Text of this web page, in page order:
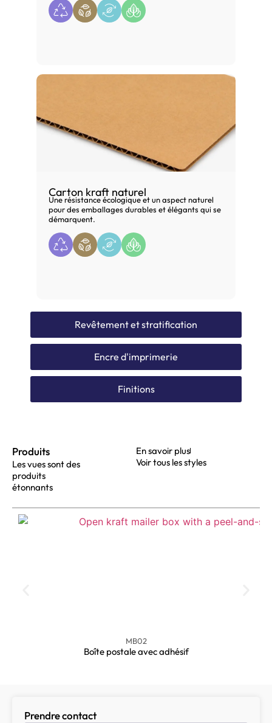
Revêtement et stratification
Encre d'imprimerie
Finitions
Carton kraft naturel
Une résistance écologique et un aspect naturel
pour des emballages durables et élégants qui se
démarquent.
Produits
Les vues sont des
produits
étonnants
En savoir plus
Voir tous les styles
MB02
Boîte postale avec adhésif
Prendre contact